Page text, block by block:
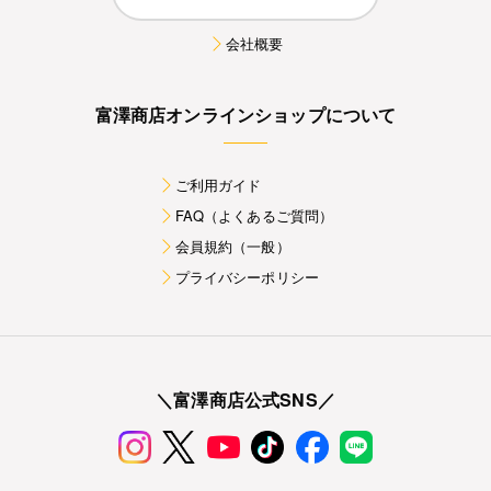
会社概要
富澤商店オンラインショップについて
ご利用ガイド
FAQ（よくあるご質問）
会員規約（一般）
プライバシーポリシー
＼富澤商店公式SNS／